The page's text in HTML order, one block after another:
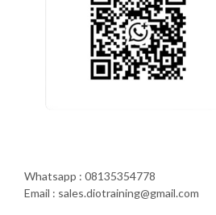
Whatsapp : 08135354778
Email : sales.diotraining@gmail.com